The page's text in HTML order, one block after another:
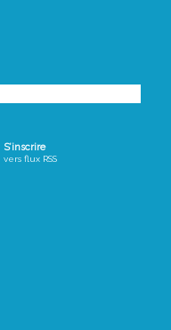
S’inscrire
vers flux RSS